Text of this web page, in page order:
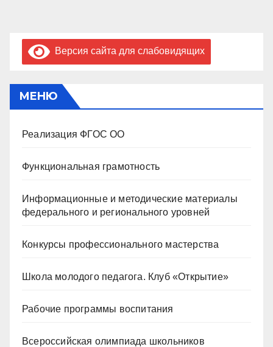
Версия сайта для слабовидящих
МЕНЮ
Реализация ФГОС ОО
Функциональная грамотность
Информационные и методические материалы
федерального и регионального уровней
Конкурсы профессионального мастерства
Школа молодого педагога. Клуб «Открытие»
Рабочие программы воспитания
Всероссийская олимпиада школьников